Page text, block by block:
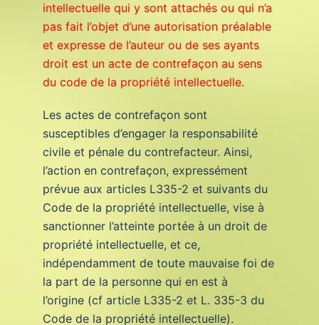
intellectuelle qui y sont attachés ou qui n’a
pas fait l’objet d’une autorisation préalable
et expresse de l’auteur ou de ses ayants
droit est un acte de contrefaçon au sens
du code de la propriété intellectuelle.
Les actes de contrefaçon sont
susceptibles d’engager la responsabilité
civile et pénale du contrefacteur. Ainsi,
l’action en contrefaçon, expressément
prévue aux articles L335-2 et suivants du
Code de la propriété intellectuelle, vise à
sanctionner l’atteinte portée à un droit de
propriété intellectuelle, et ce,
indépendamment de toute mauvaise foi de
la part de la personne qui en est à
l’origine (cf article L335-2 et L. 335-3 du
Code de la propriété intellectuelle).